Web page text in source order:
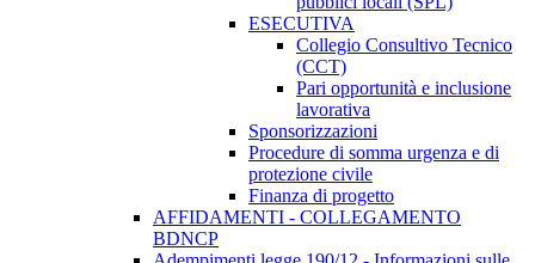
ESECUTIVA
Collegio Consultivo Tecnico
(CCT)
Pari opportunità e inclusione
lavorativa
Sponsorizzazioni
Procedure di somma urgenza e di
protezione civile
Finanza di progetto
AFFIDAMENTI - COLLEGAMENTO
BDNCP